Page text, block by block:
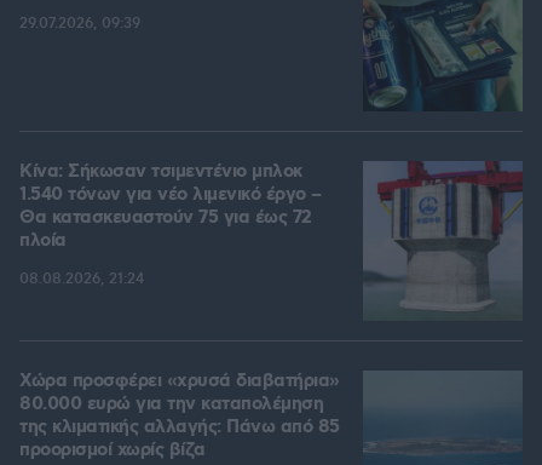
29.07.2026, 09:39
Κίνα: Σήκωσαν τσιμεντένιο μπλοκ
1.540 τόνων για νέο λιμενικό έργο –
Θα κατασκευαστούν 75 για έως 72
πλοία
08.08.2026, 21:24
Χώρα προσφέρει «χρυσά διαβατήρια»
80.000 ευρώ για την καταπολέμηση
της κλιματικής αλλαγής: Πάνω από 85
προορισμοί χωρίς βίζα